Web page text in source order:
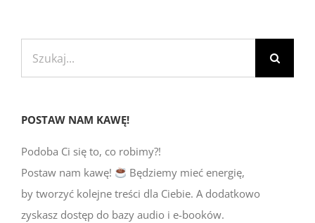
POSTAW NAM KAWĘ!
Podoba Ci się to, co robimy?!
Postaw nam kawę!
Będziemy mieć energię,
by tworzyć kolejne treści dla Ciebie. A dodatkowo
zyskasz dostęp do bazy audio i e-booków.